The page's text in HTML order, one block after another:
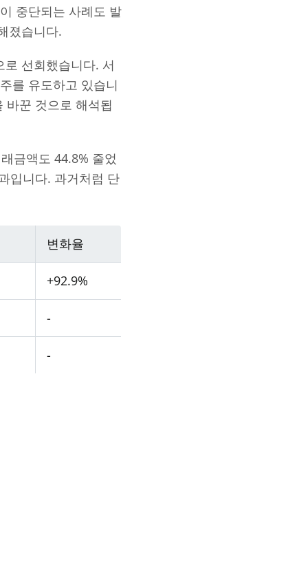
중단되는 사례도 발
졌습니다.
선회했습니다. 서
를 유도하고 있습니
바꾼 것으로 해석됩
금액도 44.8% 줄었
입니다. 과거처럼 단
변화율
+92.9%
-
-